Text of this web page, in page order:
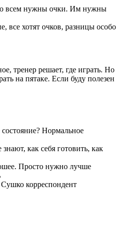
всем нужны очки. Им нужны
все хотят очков, разницы особо
тренер решает, где играть. Но
на пятаке. Если буду полезен
Нормальное
как себя готовить, как
Просто нужно лучше
корреспондент